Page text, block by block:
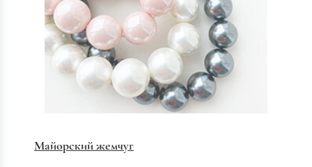
Майорский жемчуг